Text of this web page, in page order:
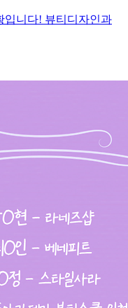
입니다! 뷰티디자인과